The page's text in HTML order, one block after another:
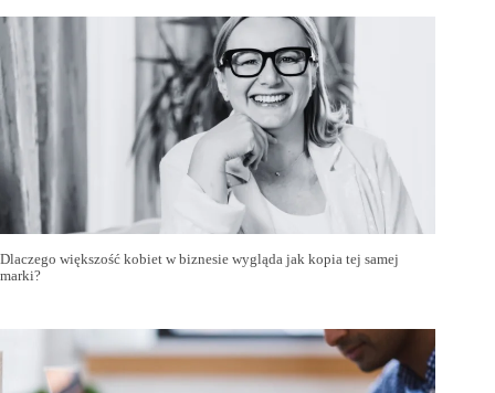
Dlaczego większość kobiet w biznesie wygląda jak kopia tej samej
marki?